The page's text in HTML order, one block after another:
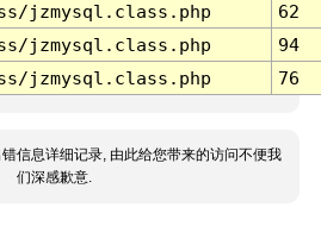
jzmysql.class.php
62
jzmysql.class.php
94
jzmysql.class.php 76
信息详细记录, 由此给您带来的访问不便我
们深感歉意.